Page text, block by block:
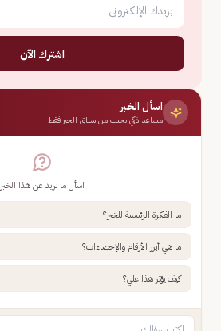
اشترك الآن
اسأل الخبر
مساعد ذكي يجيب من سياق الخبر فقط
اسأل ما تريد عن هذا الخبر
ما الفكرة الرئيسية للخبر؟
ما هي أبرز الأرقام والإحصاءات؟
كيف يؤثر هذا علي؟